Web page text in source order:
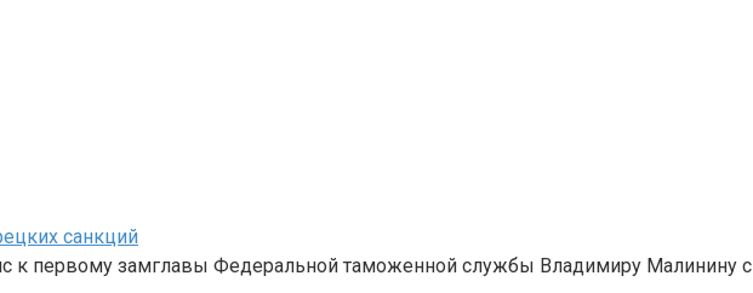
санкций
к первому замглавы Федеральной таможенной службы Владимиру Малинину с